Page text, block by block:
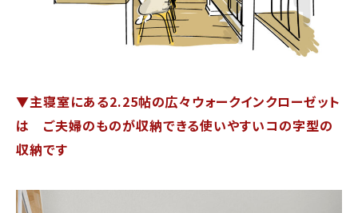
▼主寝室にある2.25帖の広々ウォークインクローゼット
は ご夫婦のものが収納できる使いやすいコの字型の
収納です